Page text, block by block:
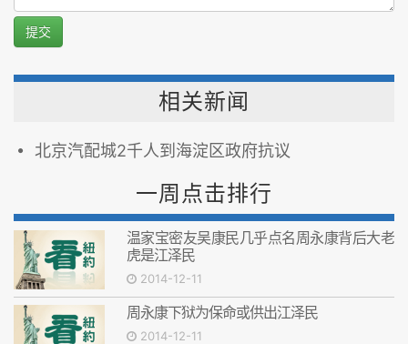
提交
相关新闻
北京汽配城2千人到海淀区政府抗议
一周点击排行
温家宝密友吴康民几乎点名周永康背后大老
虎是江泽民
2014-12-11
周永康下狱为保命或供出江泽民
2014-12-11